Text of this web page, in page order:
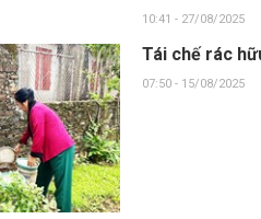
10:41 - 27/08/2025
Tái chế rác
07:50 - 15/08/2025